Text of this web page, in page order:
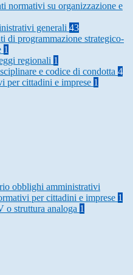
normativi su organizzazione e
generali 43
di programmazione strategico-
1
regionali 1
e codice di condotta 4
per cittadini e imprese 1
obblighi amministrativi
per cittadini e imprese 1
o struttura analoga 1